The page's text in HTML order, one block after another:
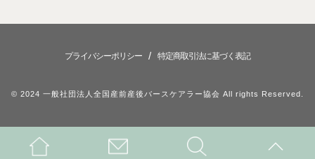
プライバシーポリシー / 特定商取引法に基づく表記
© 2024 一般社団法人全国産前産後バースケアラー協会 All rights Reserved.